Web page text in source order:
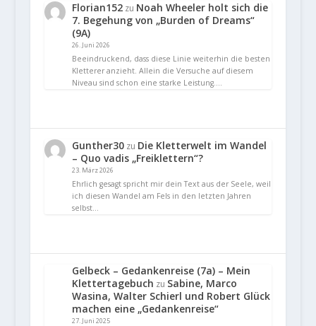
Florian152zu Noah Wheeler holt sich die
7. Begehung von „Burden of Dreams“
(9A)
26. Juni 2026
Beeindruckend, dass diese Linie weiterhin die besten
Kletterer anzieht. Allein die Versuche auf diesem
Niveau sind schon eine starke Leistung.…
Gunther30zu Die Kletterwelt im Wandel
– Quo vadis „Freiklettern“?
23. März 2026
Ehrlich gesagt spricht mir dein Text aus der Seele, weil
ich diesen Wandel am Fels in den letzten Jahren
selbst…
Gelbeck – Gedankenreise (7a) – Mein
Klettertagebuch zu Sabine, Marco
Wasina, Walter Schierl und Robert Glück
machen eine „Gedankenreise“
27. Juni 2025